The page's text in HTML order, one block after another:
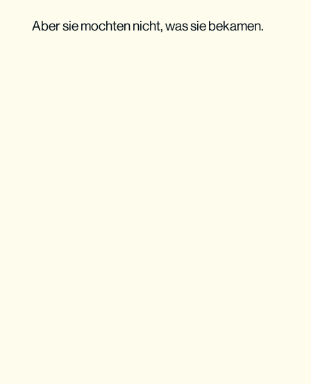
Aber sie mochten nicht, was sie bekamen.